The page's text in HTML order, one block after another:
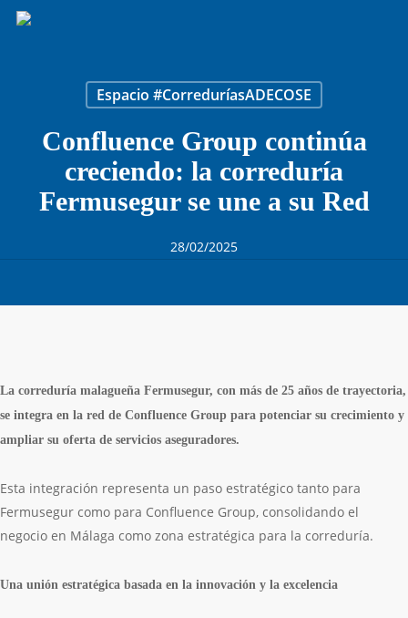
Skip
Espacio #CorreduríasADECOSE
Confluence Group continúa
creciendo: la correduría
Fermusegur se une a su Red
28/02/2025
La correduría malagueña Fermusegur, con más de 25 años de trayectoria,
se integra en la red de Confluence Group para potenciar su crecimiento y
ampliar su oferta de servicios aseguradores.
Esta integración representa un paso estratégico tanto para
Fermusegur como para Confluence Group, consolidando el
negocio en Málaga como zona estratégica para la correduría.
Una unión estratégica basada en la innovación y la excelencia